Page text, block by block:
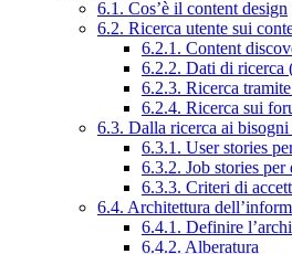
6.1. Cos’è il content design
6.2. Ricerca utente sui
6.2.1. Content
6.2.2. Dati di ricerca
6.2.3. Ricerca
6.2.4. Ricerca sui
6.3. Dalla ricerca ai
6.3.1. User stories
6.3.2. Job stories
6.3.3. Criteri di
6.4. Architettura
6.4.1. Definire
6.4.2. Alberatura